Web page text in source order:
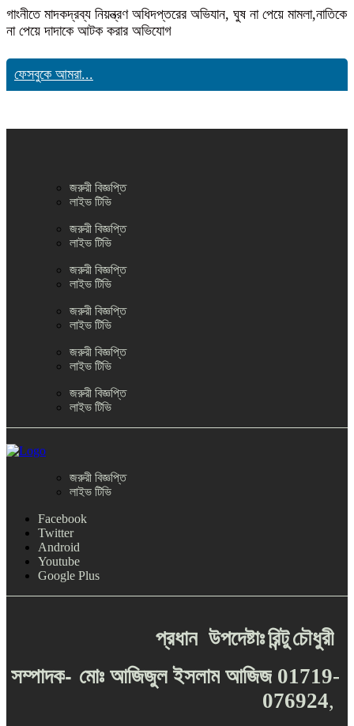
গাংনীতে মাদকদ্রব্য নিয়ন্ত্রণ অধিদপ্তরের অভিযান, ঘুষ না পেয়ে মামলা,নাতিকে
না পেয়ে দাদাকে আটক করার অভিযোগ
ফেসবুকে আমরা...
জরুরী বিজ্ঞপ্তি
লাইভ টিভি
জরুরী বিজ্ঞপ্তি
লাইভ টিভি
জরুরী বিজ্ঞপ্তি
লাইভ টিভি
জরুরী বিজ্ঞপ্তি
লাইভ টিভি
জরুরী বিজ্ঞপ্তি
লাইভ টিভি
জরুরী বিজ্ঞপ্তি
লাইভ টিভি
জরুরী বিজ্ঞপ্তি
লাইভ টিভি
Facebook
Twitter
Android
Youtube
Google Plus
প্রধান উপদেষ্টাঃরিন্টুচৌধুরী
সম্পাদক- মোঃ আজিজুল ইসলাম আজিজ 01719-
076924,